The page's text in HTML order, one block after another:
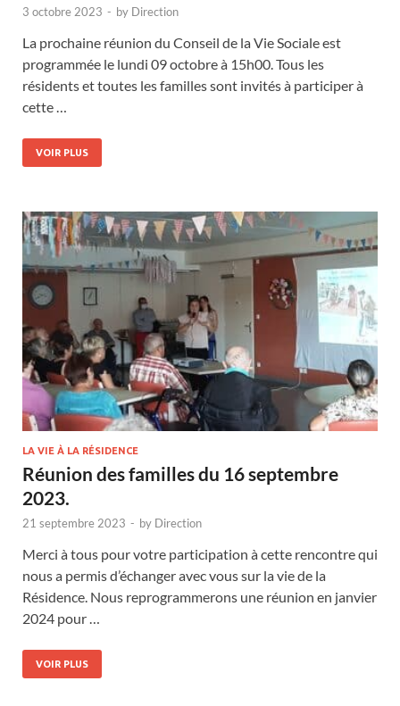
3 octobre 2023 - by Direction
La prochaine réunion du Conseil de la Vie Sociale est
programmée le lundi 09 octobre à 15h00. Tous les
résidents et toutes les familles sont invités à participer à
cette …
VOIR PLUS
LA VIE À LA RÉSIDENCE
Réunion des familles du 16 septembre
2023.
21 septembre 2023 - by Direction
Merci à tous pour votre participation à cette rencontre qui
nous a permis d’échanger avec vous sur la vie de la
Résidence. Nous reprogrammerons une réunion en janvier
2024 pour …
VOIR PLUS